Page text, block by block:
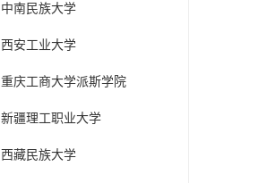
中南民族大学
西安工业大学
重庆工商大学派斯学院
新疆理工职业大学
西藏民族大学